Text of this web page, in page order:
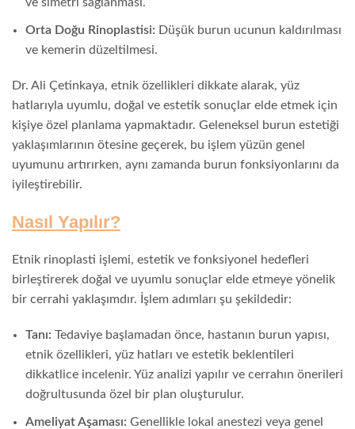
Orta Doğu Rinoplastisi: Düşük burun ucunun kaldırılması
ve kemerin düzeltilmesi.
Dr. Ali Çetinkaya, etnik özellikleri dikkate alarak, yüz
hatlarıyla uyumlu, doğal ve estetik sonuçlar elde etmek için
kişiye özel planlama yapmaktadır. Geleneksel burun estetiği
yaklaşımlarının ötesine geçerek, bu işlem yüzün genel
uyumunu artırırken, aynı zamanda burun fonksiyonlarını da
iyileştirebilir.
Nasıl Yapılır?
Etnik rinoplasti işlemi, estetik ve fonksiyonel hedefleri
birleştirerek doğal ve uyumlu sonuçlar elde etmeye yönelik
bir cerrahi yaklaşımdır. İşlem adımları şu şekildedir:
Tanı: Tedaviye başlamadan önce, hastanın burun yapısı,
etnik özellikleri, yüz hatları ve estetik beklentileri
dikkatlice incelenir. Yüz analizi yapılır ve cerrahın önerileri
doğrultusunda özel bir plan oluşturulur.
Ameliyat Aşaması: Genellikle lokal anestezi veya genel